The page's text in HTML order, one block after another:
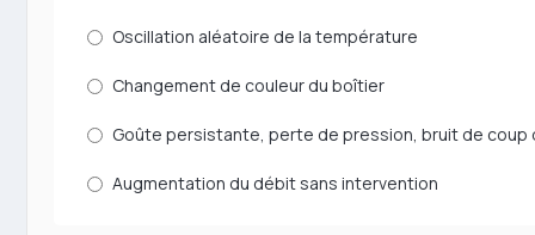
Oscillation aléatoire de la température
Changement de couleur du boîtier
Goûte persistante, perte de pression, bruit de coup
Augmentation du débit sans intervention